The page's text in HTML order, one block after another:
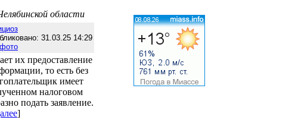
области
31.03.25 14:29
фото
их предоставление
то есть без
имеет
налоговом
подать заявление.
]